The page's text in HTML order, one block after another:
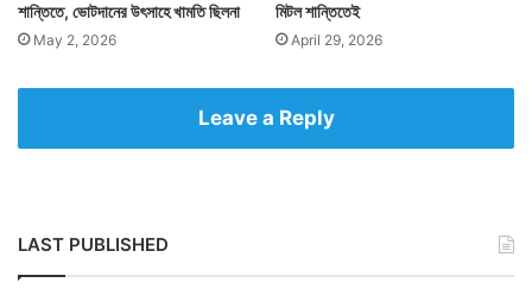
শান্তিতে, ভোটদানের উৎসাহে খামতি ছিলনা
May 2, 2026
মিটল শান্তিতেই
April 29, 2026
Leave a Reply
LAST PUBLISHED